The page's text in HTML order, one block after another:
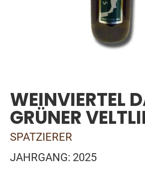
beginning
of
the
images
gallery
WEINVIERTEL
GRÜNER
SPATZIERER
JAHRGANG: 2025